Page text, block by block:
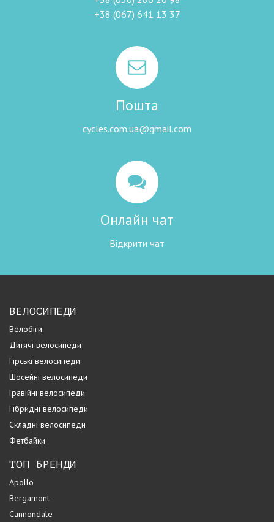
+38 (067) 641 13 37
Пошта
cycles.com.ua@gmail.com
Онлайн чат
Відкрити чат
ВЕЛОСИПЕДИ
Велобіги
Дитячі велосипеди
Гірські велосипеди
Шосейні велосипеди
Гравійні велосипеди
Гібридні велосипеди
Складні велосипеди
Фетбайки
ТОП БРЕНДИ
Apollo
Bergamont
Cannondale